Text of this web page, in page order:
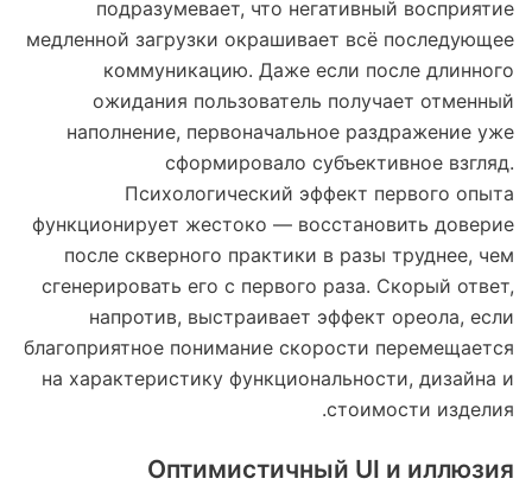
подразумевает, что негативный восприятие
медленной загрузки окрашивает всё последующее
коммуникацию. Даже если после длинного
ожидания пользователь получает отменный
наполнение, первоначальное раздражение уже
сформировало субъективное взгляд.
Психологический эффект первого опыта
функционирует жестоко — восстановить доверие
после скверного практики в разы труднее, чем
сгенерировать его с первого раза. Скорый ответ,
напротив, выстраивает эффект ореола, если
благоприятное понимание скорости перемещается
на характеристику функциональности, дизайна и
стоимости изделия.
Оптимистичный UI и иллюзия